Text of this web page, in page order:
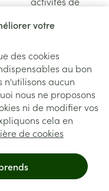
votre
des cookies
au bon
n'utilisons aucun
nous ne proposons
ni de modifier vos
cela en
de cookies
nécessaires à
contrat que
nous souhaitons
conclure avec
vous. D'autres
sont nécessaires
à la poursuite
de nos intérêts
le cadre de
l'amélioration
de nos